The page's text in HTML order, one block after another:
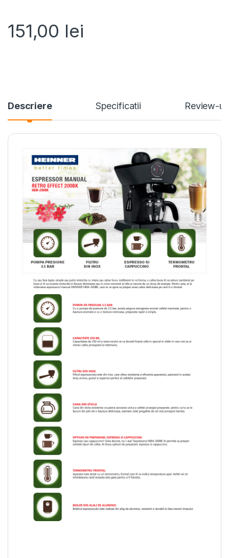
151,00 lei
Descriere Specificatii Review-uri